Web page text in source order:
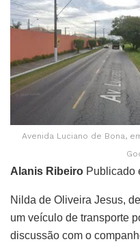
Avenida Luciano de Bona,
Alanis Ribeiro Publicado
Nilda de Oliveira Jesus,
um veículo de transporte
discussão com o